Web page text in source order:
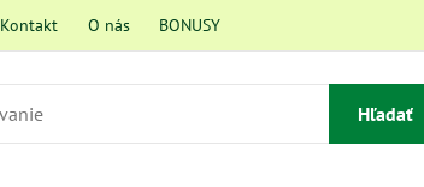
Kontakt O nás BONUSY
Hľadať